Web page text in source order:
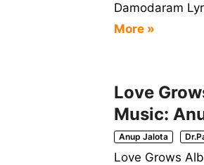
Damodaram
More »
Love
Music:
Anup Jalota
Love Grows